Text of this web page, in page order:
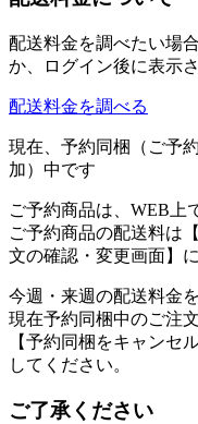
配送料金を調べたい場
か、ログイン後に表示さ
配送料金を調べる
現在、予約同梱（ご予
加）中です
ご予約商品は、WEB上
ご予約商品の配送料は
文の確認・変更画面】
今週・来週の配送料金
現在予約同梱中のご注
【予約同梱をキャンセ
してください。
ご了承ください